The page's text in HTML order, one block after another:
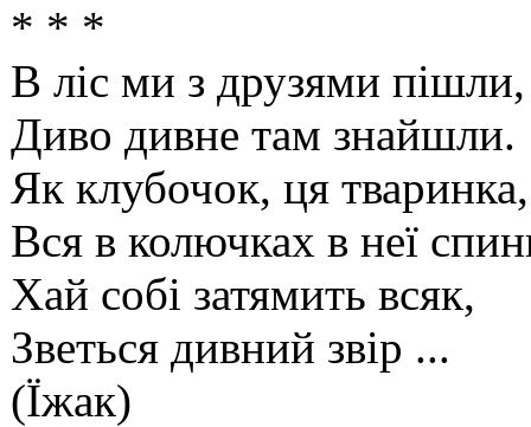
* * *
В ліс ми з друзями пішли,
Диво дивне там знайшли.
Як клубочок, ця тваринка,
Вся в колючках в неї
Хай собі затямить всяк,
Зветься дивний звір ...
(Їжак)